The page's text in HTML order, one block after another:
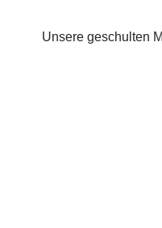
Unsere geschulten